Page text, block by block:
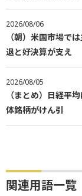
2026/08/06
（朝）米国市場で
退と好決算が支え
2026/08/05
（まとめ）日経平
体銘柄がけん引
関連用語一覧